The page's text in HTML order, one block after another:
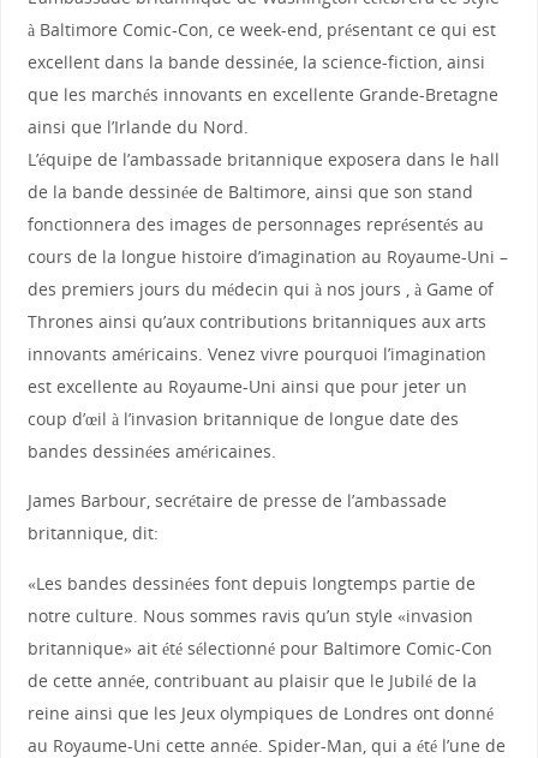
à Baltimore Comic-Con, ce week-end, présentant ce qui est
excellent dans la bande dessinée, la science-fiction, ainsi
que les marchés innovants en excellente Grande-Bretagne
ainsi que l’Irlande du Nord.
L’équipe de l’ambassade britannique exposera dans le hall
de la bande dessinée de Baltimore, ainsi que son stand
fonctionnera des images de personnages représentés au
cours de la longue histoire d’imagination au Royaume-Uni –
des premiers jours du médecin qui à nos jours , à Game of
Thrones ainsi qu’aux contributions britanniques aux arts
innovants américains. Venez vivre pourquoi l’imagination
est excellente au Royaume-Uni ainsi que pour jeter un
coup d’œil à l’invasion britannique de longue date des
bandes dessinées américaines.
James Barbour, secrétaire de presse de l’ambassade
britannique, dit:
«Les bandes dessinées font depuis longtemps partie de
notre culture. Nous sommes ravis qu’un style «invasion
britannique» ait été sélectionné pour Baltimore Comic-Con
de cette année, contribuant au plaisir que le Jubilé de la
reine ainsi que les Jeux olympiques de Londres ont donné
au Royaume-Uni cette année. Spider-Man, qui a été l’une de